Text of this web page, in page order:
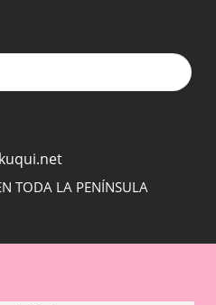
TODA LA PENÍNSULA